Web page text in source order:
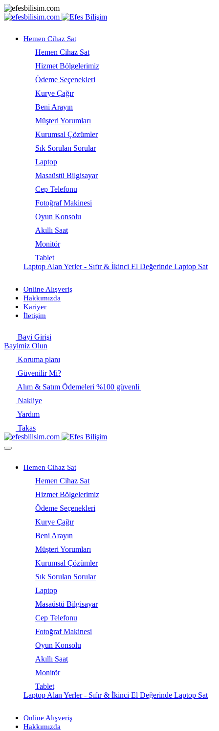
Hemen Cihaz Sat
Hemen Cihaz Sat
Hizmet Bölgelerimiz
Ödeme Seçenekleri
Kurye Çağır
Beni Arayın
Müşteri Yorumları
Kurumsal Çözümler
Sık Sorulan Sorular
Laptop
Masaüstü Bilgisayar
Cep Telefonu
Fotoğraf Makinesi
Oyun Konsolu
Akıllı Saat
Monitör
Tablet
Laptop Alan Yerler - Sıfır & İkinci El Değerinde Laptop Sat
Online Alışveriş
Hakkımızda
Kariyer
İletişim
Bayi Girişi
Bayimiz Olun
Koruma planı
Güvenilir Mi?
Alım & Satım Ödemeleri %100 güvenli
Nakliye
Yardım
Takas
Hemen Cihaz Sat
Hemen Cihaz Sat
Hizmet Bölgelerimiz
Ödeme Seçenekleri
Kurye Çağır
Beni Arayın
Müşteri Yorumları
Kurumsal Çözümler
Sık Sorulan Sorular
Laptop
Masaüstü Bilgisayar
Cep Telefonu
Fotoğraf Makinesi
Oyun Konsolu
Akıllı Saat
Monitör
Tablet
Laptop Alan Yerler - Sıfır & İkinci El Değerinde Laptop Sat
Online Alışveriş
Hakkımızda